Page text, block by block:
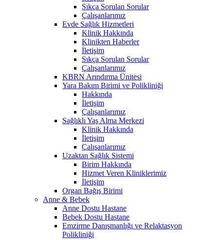
Sıkça Sorulan Sorular
Çalışanlarımız
Evde Sağlık Hizmetleri
Klinik Hakkında
Klinikten Haberler
İletişim
Sıkça Sorulan Sorular
Çalışanlarımız
KBRN Arındırma Ünitesi
Yara Bakım Birimi ve Polikliniği
Hakkında
İletişim
Çalışanlarımız
Sağlıklı Yaş Alma Merkezi
Klinik Hakkında
İletişim
Çalışanlarımız
Uzaktan Sağlık Sistemi
Birim Hakkında
Hizmet Veren Kliniklerimiz
İletişim
Organ Bağış Birimi
Anne & Bebek
Anne Dostu Hastane
Bebek Dostu Hastane
Emzirme Danışmanlığı ve Relaktasyon
Polikliniği